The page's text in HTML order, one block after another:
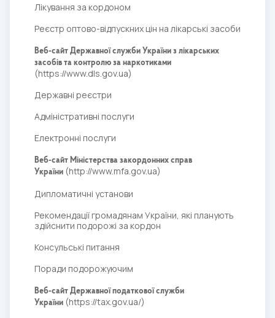
Лікування за кордоном
Реєстр оптово-відпускних цін на лікарські засоби
Веб-сайт Державної служби України з лікарських
засобів та контролю за наркотиками
(https://www.dls.gov.ua)
Державні реєстри
Адміністративні послуги
Електронні послуги
Веб-сайт Міністерства закордонних справ
України (http://www.mfa.gov.ua)
Дипломатичні установи
Рекомендації громадянам України, які планують
здійснити подорожі за кордон
Консульські питання
Поради подорожуючим
Веб-сайт Державної податкової служби
України (https://tax.gov.ua/)